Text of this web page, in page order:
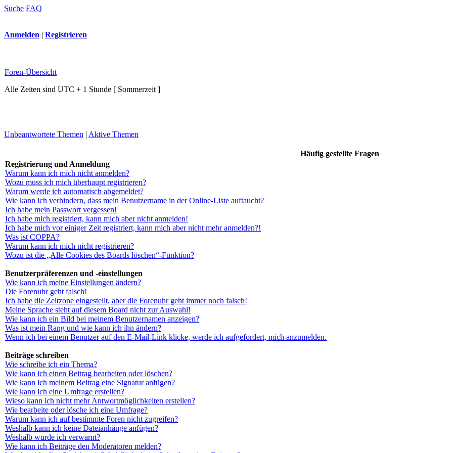
Suche FAQ
Anmelden | Registrieren
Foren-Übersicht
Alle Zeiten sind UTC + 1 Stunde [ Sommerzeit ]
Unbeantwortete Themen | Aktive Themen
Häufig gestellte Fragen
Registrierung und Anmeldung
Warum kann ich mich nicht anmelden?
Wozu muss ich mich überhaupt registrieren?
Warum werde ich automatisch abgemeldet?
Wie kann ich verhindern, dass mein Benutzername in der Online-Liste auftaucht?
Ich habe mein Passwort vergessen!
Ich habe mich registriert, kann mich aber nicht anmelden!
Ich habe mich vor einiger Zeit registriert, kann mich aber nicht mehr anmelden?!
Was ist COPPA?
Warum kann ich mich nicht registrieren?
Wozu ist die „Alle Cookies des Boards löschen“-Funktion?
Benutzerpräferenzen und -einstellungen
Wie kann ich meine Einstellungen ändern?
Die Forenuhr geht falsch!
Ich habe die Zeitzone eingestellt, aber die Forenuhr geht immer noch falsch!
Meine Sprache steht auf diesem Board nicht zur Auswahl!
Wie kann ich ein Bild bei meinem Benutzernamen anzeigen?
Was ist mein Rang und wie kann ich ihn ändern?
Wenn ich bei einem Benutzer auf den E-Mail-Link klicke, werde ich aufgefordert, mich anzumelden.
Beiträge schreiben
Wie schreibe ich ein Thema?
Wie kann ich einen Beitrag bearbeiten oder löschen?
Wie kann ich meinem Beitrag eine Signatur anfügen?
Wie kann ich eine Umfrage erstellen?
Wieso kann ich nicht mehr Antwortmöglichkeiten erstellen?
Wie bearbeite oder lösche ich eine Umfrage?
Warum kann ich auf bestimmte Foren nicht zugreifen?
Weshalb kann ich keine Dateianhänge anfügen?
Weshalb wurde ich verwarnt?
Wie kann ich Beiträge den Moderatoren melden?